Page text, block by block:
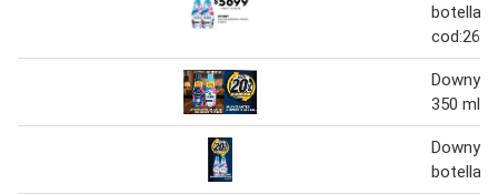
botella x
Downy
350 ml
Downy
botella